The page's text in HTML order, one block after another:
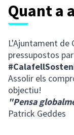
Quant a
L'Ajuntament de
pressupostos
Assolir els
objectiu!
"Pensa
Patrick Geddes